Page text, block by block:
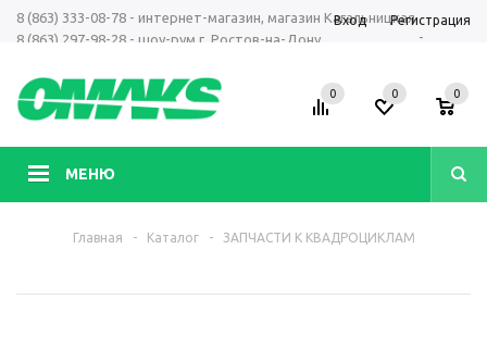
8 (863) 333-08-78 - интернет-магазин, магазин Кагальницкая
8 (863) 297-98-28 - шоу-рум г. Ростов-на-Дону
-
Вход Регистрация
МЕНЮ
0 0 0
Главная - Каталог - ЗАПЧАСТИ К КВАДРОЦИКЛАМ